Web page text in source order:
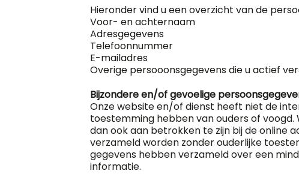
Hieronder vind u een overzicht van de
Voor- en achternaam
Adresgegevens
Telefoonnummer
E-mailadres
Overige persooonsgegevens die u actief
Bijzondere en/of gevoelige
Onze website en/of dienst heeft niet de
toestemming hebben van ouders of voogd.
dan ook aan betrokken te zijn bij de online
verzameld worden zonder ouderlijke
gegevens hebben verzameld over een
informatie.